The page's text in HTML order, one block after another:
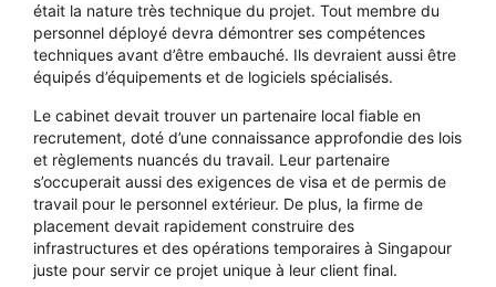
était la nature très technique du projet. Tout membre du
personnel déployé devra démontrer ses compétences
techniques avant d’être embauché. Ils devraient aussi être
équipés d’équipements et de logiciels spécialisés.
Le cabinet devait trouver un partenaire local fiable en
recrutement, doté d’une connaissance approfondie des lois
et règlements nuancés du travail. Leur partenaire
s’occuperait aussi des exigences de visa et de permis de
travail pour le personnel extérieur. De plus, la firme de
placement devait rapidement construire des
infrastructures et des opérations temporaires à Singapour
juste pour servir ce projet unique à leur client final.